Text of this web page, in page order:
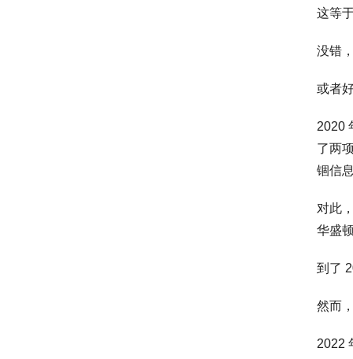
这等
没错
或者
2020
了两
锢信
对此
华盛
到了
然而
2022